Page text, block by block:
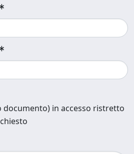
in accesso ristretto